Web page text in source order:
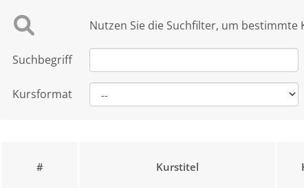
Nutzen Sie die Suchfilter, um
Suchbegriff
Kursformat
# Kurstitel